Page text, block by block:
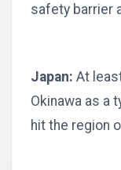
safety barrier
Japan: At
Okinawa as a
hit the region